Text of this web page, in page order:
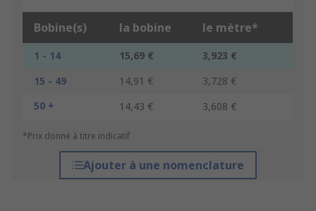
Bobine(s) la bobine le mètre*
1 - 14 15,69 €
3,923 €
15 - 49
14,91 €
3,728 €
50 +
14,43 € 3,608 €
*Prix donné à titre indicatif
Ajouter à une nomenclature